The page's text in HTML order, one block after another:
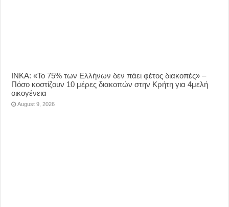
ΙΝΚΑ: «Το 75% των Ελλήνων δεν πάει φέτος διακοπές» –
Πόσο κοστίζουν 10 μέρες διακοπών στην Κρήτη για 4μελή
οικογένεια
August 9, 2026